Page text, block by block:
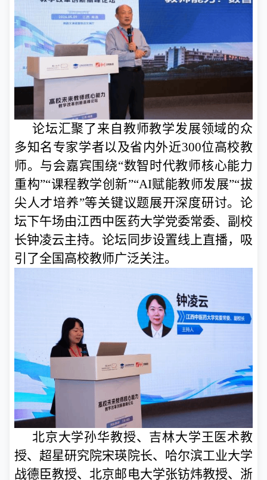
论坛汇聚了来自教师教学发展领域的众
多知名专家学者以及省内外近300位高校教
师。与会嘉宾围绕“数智时代教师核心能力
重构”“课程教学创新”“AI赋能教师发展”“拔
尖人才培养”等关键议题展开深度研讨。论
坛下午场由江西中医药大学党委常委、副校
长钟凌云主持。论坛同步设置线上直播，吸
引了全国高校教师广泛关注。
北京大学孙华教授、吉林大学王医术教
授、超星研究院宋瑛院长、哈尔滨工业大学
战德臣教授、北京邮电大学张钫炜教授、浙